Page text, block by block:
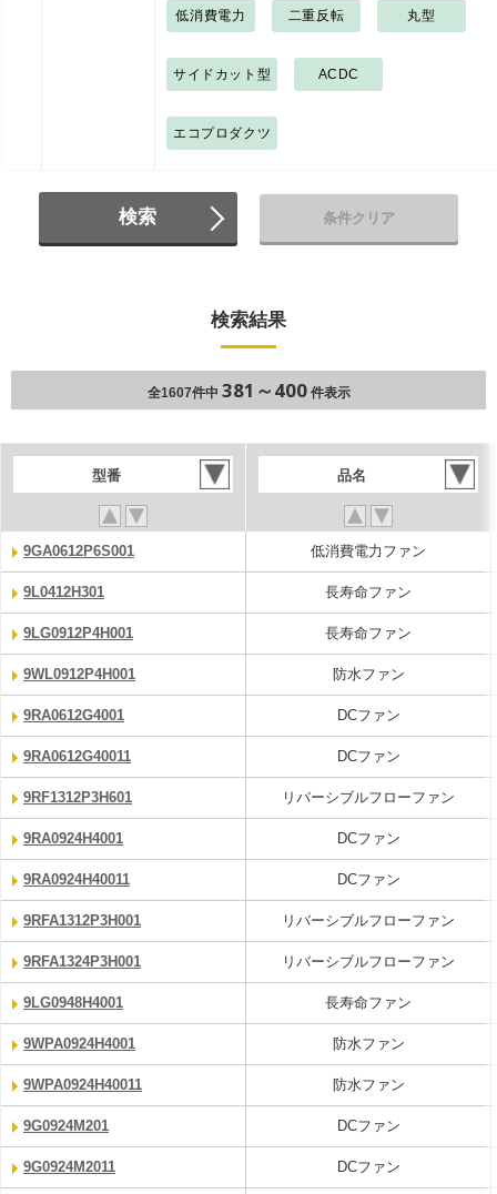
低消費電力 二重反転 丸型
サイドカット型 ACDC
エコプロダクツ
検索 条件クリア
検索結果
全1607件中 381～400件表示
型番 品名
9GA0612P6S001 低消費電力ファン
9L0412H301 長寿命ファン
9LG0912P4H001 長寿命ファン
9WL0912P4H001 防水ファン
9RA0612G4001 DCファン
9RA0612G40011 DCファン
9RF1312P3H601 リバーシブルフローファン
9RA0924H4001 DCファン
9RA0924H40011 DCファン
9RFA1312P3H001 リバーシブルフローファン
9RFA1324P3H001 リバーシブルフローファン
9LG0948H4001 長寿命ファン
9WPA0924H4001 防水ファン
9WPA0924H40011 防水ファン
9G0924M201 DCファン
9G0924M2011 DCファン